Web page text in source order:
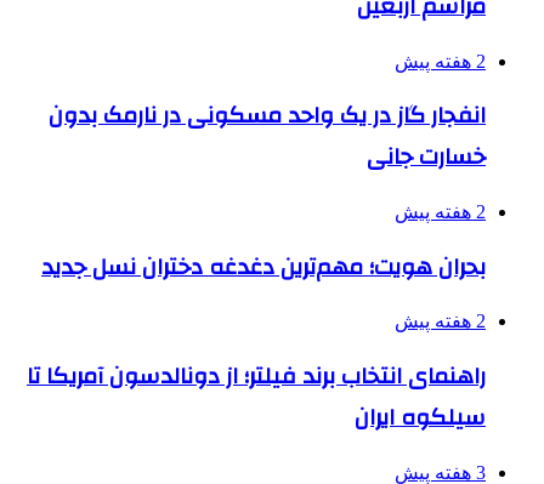
2 هفته پیش
انفجار گاز در یک واحد مسکونی در نارمک بدون
خسارت جانی
2 هفته پیش
بحران هویت؛ مهم‌ترین دغدغه دختران نسل جدید
2 هفته پیش
راهنمای انتخاب برند فیلتر؛ از دونالدسون آمریکا تا
سیلکوه ایران
3 هفته پیش